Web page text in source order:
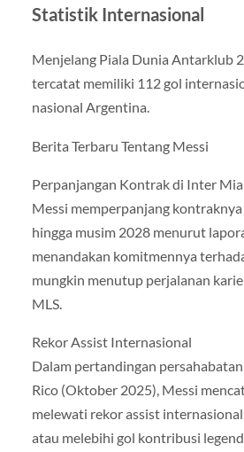
Statistik Internasional
Menjelang Piala Dunia Antarklub
tercatat memiliki 112 gol
nasional Argentina.
Berita Terbaru Tentang Messi
Perpanjangan Kontrak di Inter
Messi memperpanjang
hingga musim 2028 menurut
menandakan komitmennya
mungkin menutup perjalanan
MLS.
Rekor Assist Internasional
Dalam pertandingan
Rico (Oktober 2025), Messi
melewati rekor assist
atau melebihi gol kontribusi